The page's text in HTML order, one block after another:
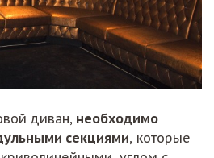
диван, необходимо
секциями, которые